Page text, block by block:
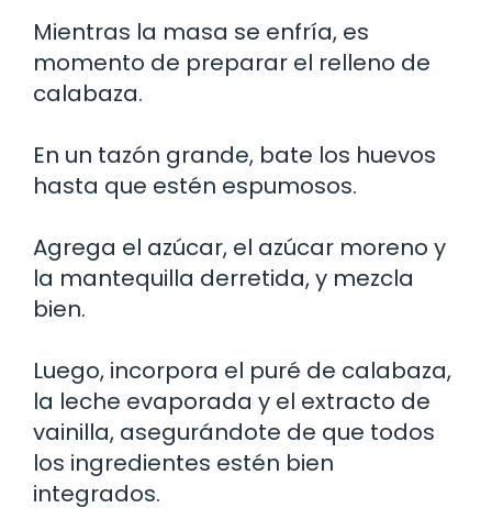
Mientras la masa se enfría, es
momento de preparar el relleno de
calabaza.
En un tazón grande, bate los huevos
hasta que estén espumosos.
Agrega el azúcar, el azúcar moreno y
la mantequilla derretida, y mezcla
bien.
Luego, incorpora el puré de calabaza,
la leche evaporada y el extracto de
vainilla, asegurándote de que todos
los ingredientes estén bien
integrados.